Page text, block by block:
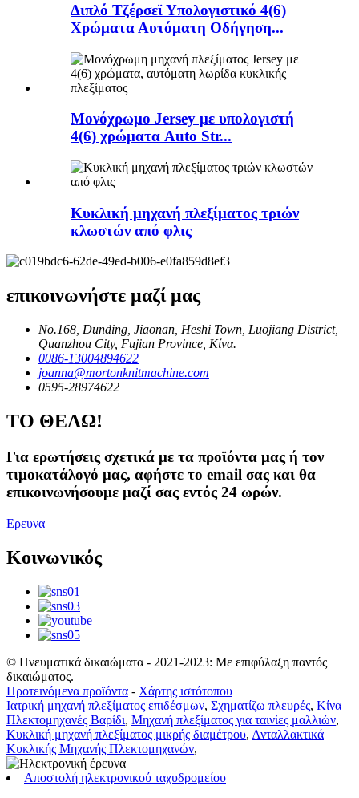
Διπλό Τζέρσεϊ Υπολογιστικό 4(6)
Χρώματα Αυτόματη Οδήγηση...
Μονόχρωμο Jersey με υπολογιστή
4(6) χρώματα Auto Str...
Κυκλική μηχανή πλεξίματος τριών
κλωστών από φλις
επικοινωνήστε μαζί μας
No.168, Dunding, Jiaonan, Heshi Town, Luojiang District,
Quanzhou City, Fujian Province, Κίνα.
0086-13004894622
joanna@mortonknitmachine.com
0595-28974622
ΤΟ ΘΕΛΩ!
Για ερωτήσεις σχετικά με τα προϊόντα μας ή τον
τιμοκατάλογό μας, αφήστε το email σας και θα
επικοινωνήσουμε μαζί σας εντός 24 ωρών.
Ερευνα
Κοινωνικός
© Πνευματικά δικαιώματα - 2021-2023: Με επιφύλαξη παντός
δικαιώματος.
Προτεινόμενα προϊόντα - Χάρτης ιστότοπου
Ιατρική μηχανή πλεξίματος επιδέσμων, Σχηματίζω πλευρές, Κίνα
Πλεκτομηχανές Βαρίδι, Μηχανή πλεξίματος για ταινίες μαλλιών,
Κυκλική μηχανή πλεξίματος μικρής διαμέτρου, Ανταλλακτικά
Κυκλικής Μηχανής Πλεκτομηχανών,
Αποστολή ηλεκτρονικού ταχυδρομείου